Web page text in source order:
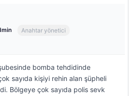
Anahtar yönetici
bomba tehdidinde
sayıda kişiyi rehin alan şüpheli
Bölgeye çok sayıda polis sevk